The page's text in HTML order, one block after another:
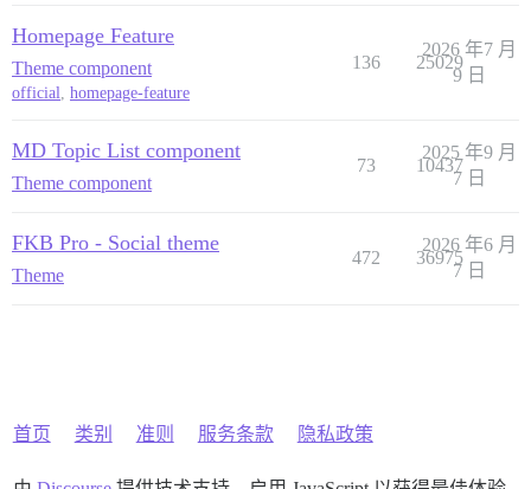
Homepage Feature
Theme component
official, homepage-feature
136 25029
2026 年7 月
9 日
MD Topic List component
Theme component
73 10437
2025 年9 月
7 日
FKB Pro - Social theme
Theme
472 36975
2026 年6 月
7 日
首页 类别 准则 服务条款 隐私政策